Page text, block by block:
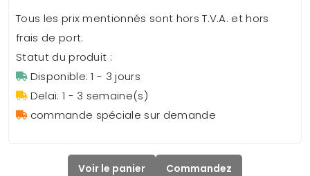
Tous les prix mentionnés sont hors T.V.A. et hors
frais de port.
Statut du produit :
Disponible: 1 - 3 jours
Delai: 1 - 3 semaine(s)
commande spéciale sur demande
Voir le panier Commandez